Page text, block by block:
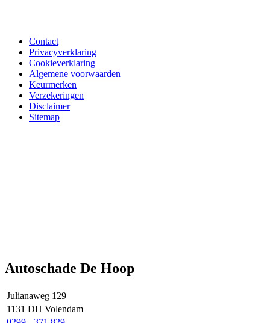
Contact
Privacyverklaring
Cookieverklaring
Algemene voorwaarden
Keurmerken
Verzekeringen
Disclaimer
Sitemap
Autoschade De Hoop
Julianaweg 129
1131 DH Volendam